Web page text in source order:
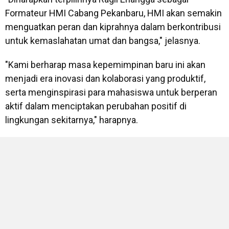
Formateur HMI Cabang Pekanbaru, HMI akan semakin
menguatkan peran dan kiprahnya dalam berkontribusi
untuk kemaslahatan umat dan bangsa," jelasnya.
"Kami berharap masa kepemimpinan baru ini akan
menjadi era inovasi dan kolaborasi yang produktif,
serta menginspirasi para mahasiswa untuk berperan
aktif dalam menciptakan perubahan positif di
lingkungan sekitarnya," harapnya.